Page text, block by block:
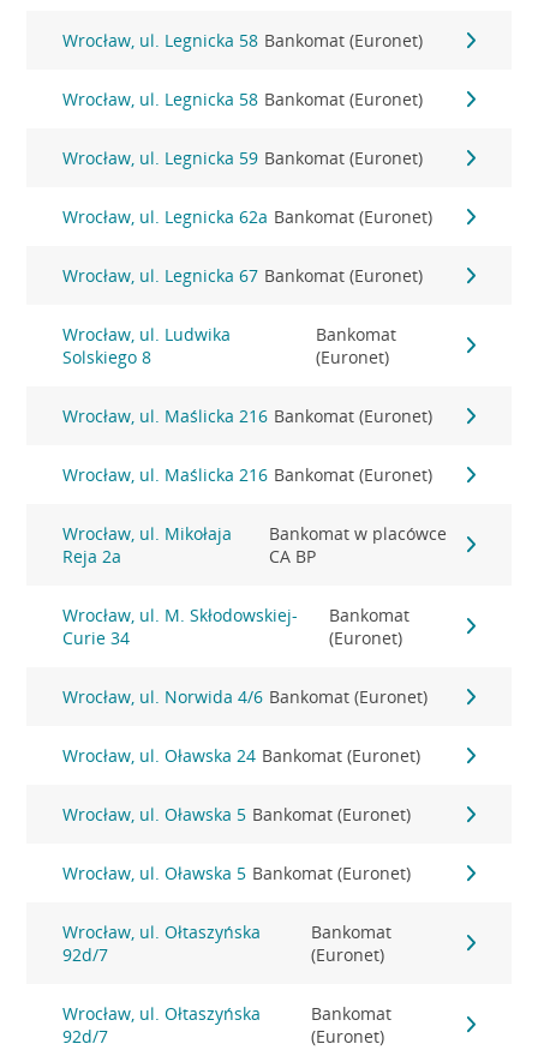
Wrocław, ul. Legnicka 58 Bankomat (Euronet)
Wrocław, ul. Legnicka 58 Bankomat (Euronet)
Wrocław, ul. Legnicka 59 Bankomat (Euronet)
Wrocław, ul. Legnicka 62a Bankomat (Euronet)
Wrocław, ul. Legnicka 67 Bankomat (Euronet)
Wrocław, ul. Ludwika
Solskiego 8
Bankomat
(Euronet)
Wrocław, ul. Maślicka 216 Bankomat (Euronet)
Wrocław, ul. Maślicka 216 Bankomat (Euronet)
Wrocław, ul. Mikołaja
Reja 2a
Bankomat w placówce
CA BP
Wrocław, ul. M. Skłodowskiej-
Curie 34
Bankomat
(Euronet)
Wrocław, ul. Norwida 4/6 Bankomat (Euronet)
Wrocław, ul. Oławska 24 Bankomat (Euronet)
Wrocław, ul. Oławska 5 Bankomat (Euronet)
Wrocław, ul. Oławska 5 Bankomat (Euronet)
Wrocław, ul. Ołtaszyńska
92d/7
Bankomat
(Euronet)
Wrocław, ul. Ołtaszyńska
92d/7
Bankomat
(Euronet)